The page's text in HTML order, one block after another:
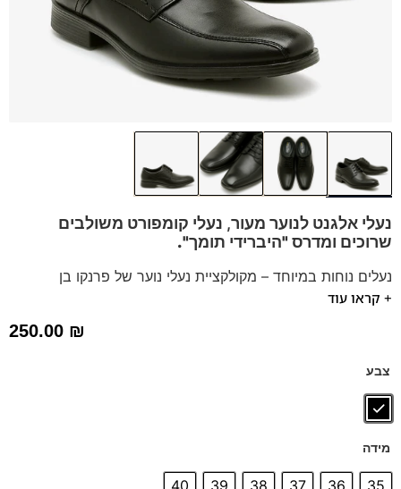
נעלי אלגנט לנוער מעור, נעלי קומפורט משולבים
שרוכים ומדרס "היברידי תומך".
נעלים נוחות במיוחד – מקולקציית נעלי נוער של פרנקו בן
הנעליים עשויות עור רך ואיכותי.
+ קראו עוד
250.00 ₪
צבע
מידה
35
36
37
38
39
40